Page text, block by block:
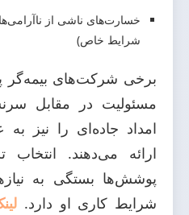
خسارت‌های ناشی از
شرایط خاص)
برخی شرکت‌های بیمه‌گر
مسئولیت در مقابل
ارائه می‌دهند.
پوشش‌ها بستگی به
شرایط کاری او دارد.